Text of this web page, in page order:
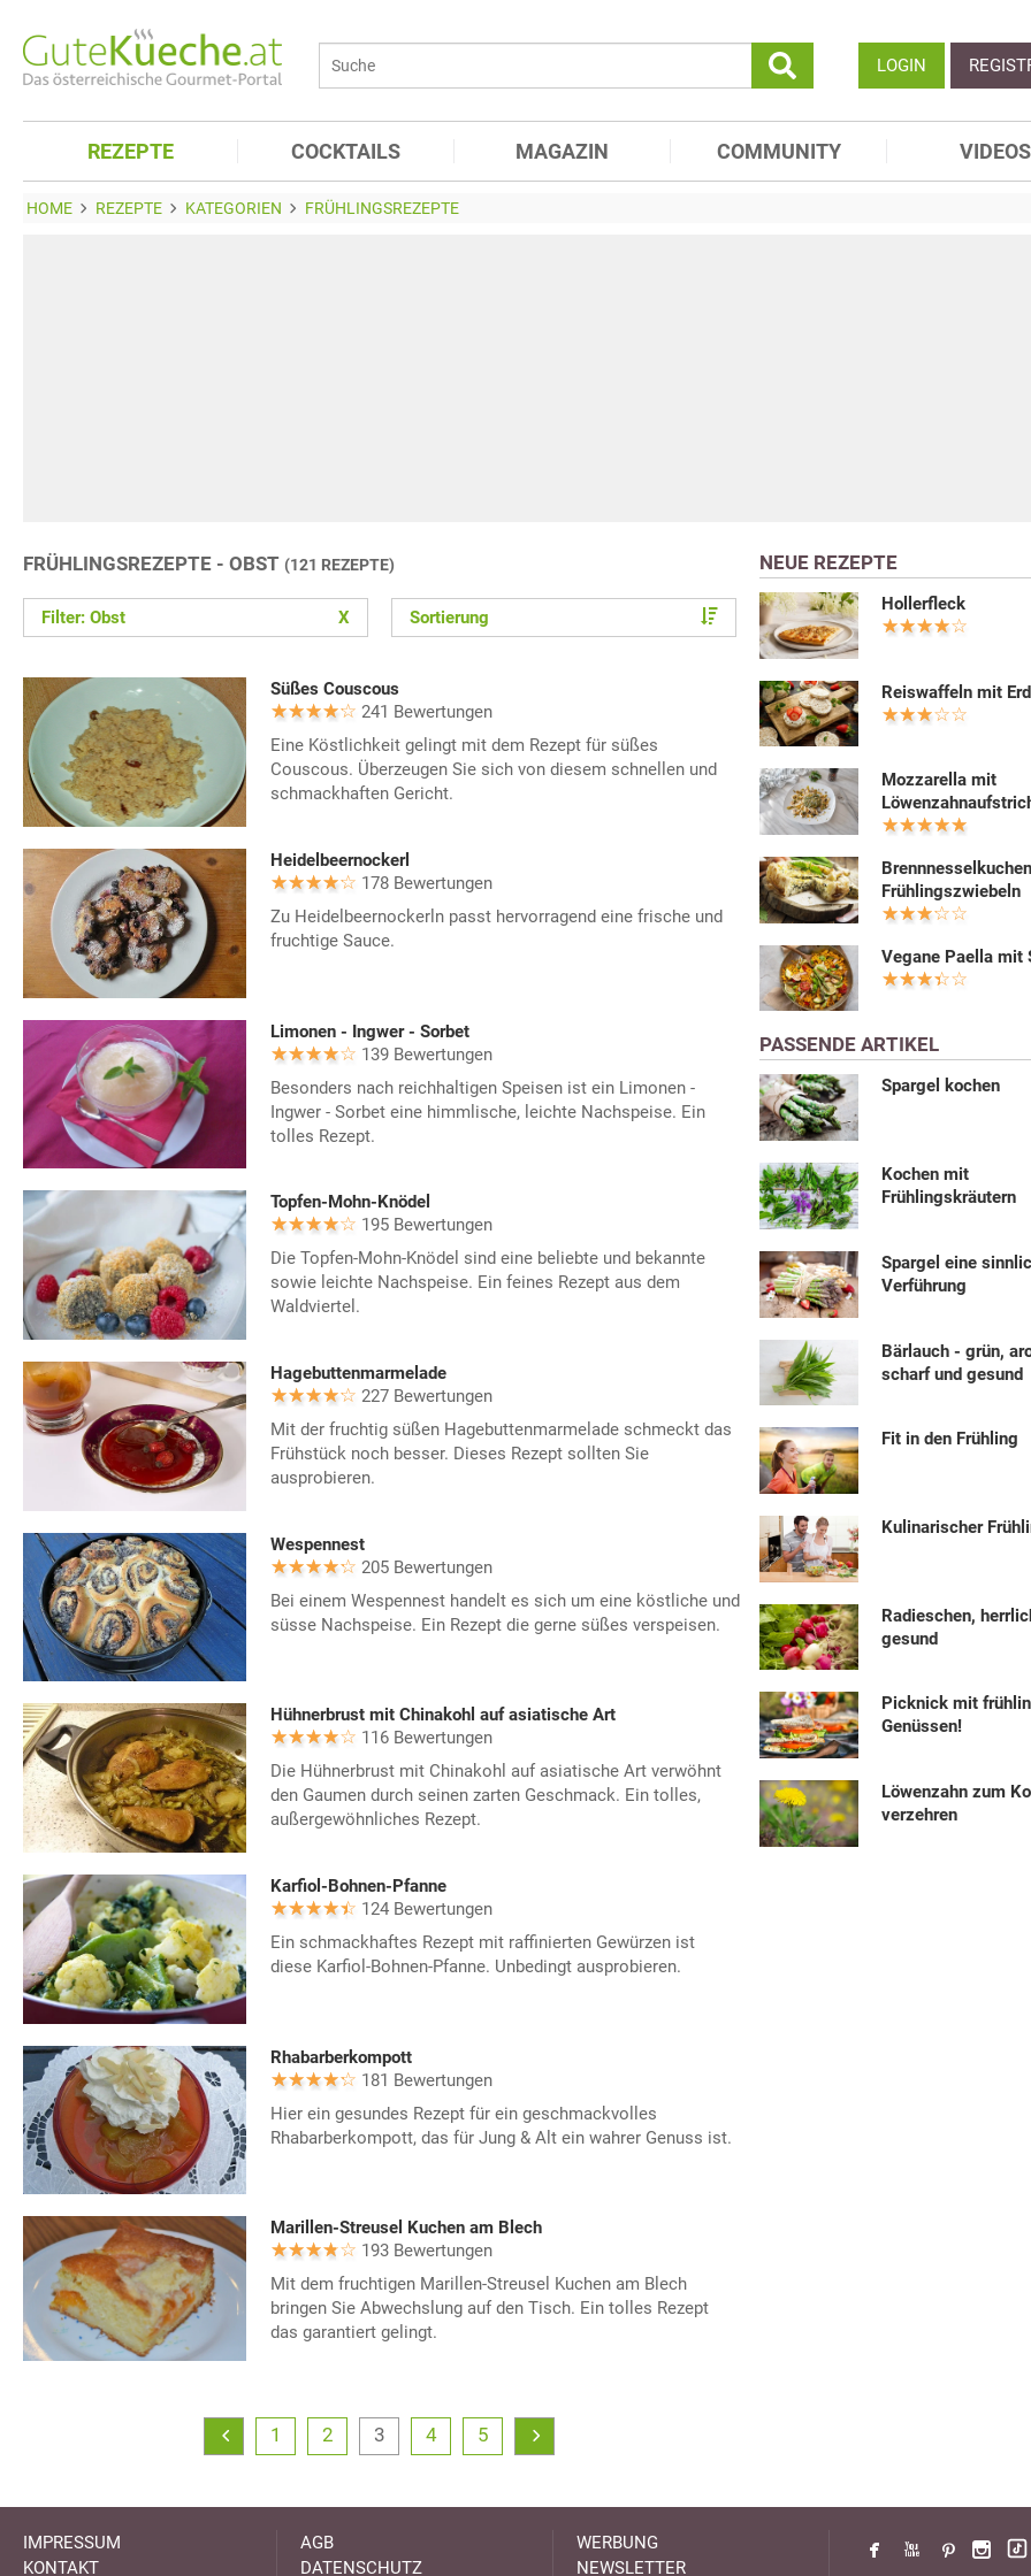
LOGIN
REZEPTE COCKTAILS MAGAZIN COMMUNITY VIDEOS
HOME REZEPTE KATEGORIEN FRÜHLINGSREZEPTE
FRÜHLINGSREZEPTE - OBST (121 REZEPTE)
Filter: Obst X Sortierung
Süßes Couscous
241 Bewertungen
Eine Köstlichkeit gelingt mit dem Rezept für süßes
Couscous. Überzeugen Sie sich von diesem schnellen und
schmackhaften Gericht.
Heidelbeernockerl
178 Bewertungen
Zu Heidelbeernockerln passt hervorragend eine frische und
fruchtige Sauce.
Limonen - Ingwer - Sorbet
139 Bewertungen
Besonders nach reichhaltigen Speisen ist ein Limonen -
Ingwer - Sorbet eine himmlische, leichte Nachspeise. Ein
tolles Rezept.
Topfen-Mohn-Knödel
195 Bewertungen
Die Topfen-Mohn-Knödel sind eine beliebte und bekannte
sowie leichte Nachspeise. Ein feines Rezept aus dem
Waldviertel.
Hagebuttenmarmelade
227 Bewertungen
Mit der fruchtig süßen Hagebuttenmarmelade schmeckt das
Frühstück noch besser. Dieses Rezept sollten Sie
ausprobieren.
Wespennest
205 Bewertungen
Bei einem Wespennest handelt es sich um eine köstliche und
süsse Nachspeise. Ein Rezept die gerne süßes verspeisen.
Hühnerbrust mit Chinakohl auf asiatische Art
116 Bewertungen
Die Hühnerbrust mit Chinakohl auf asiatische Art verwöhnt
den Gaumen durch seinen zarten Geschmack. Ein tolles,
außergewöhnliches Rezept.
Karfiol-Bohnen-Pfanne
124 Bewertungen
Ein schmackhaftes Rezept mit raffinierten Gewürzen ist
diese Karfiol-Bohnen-Pfanne. Unbedingt ausprobieren.
Rhabarberkompott
181 Bewertungen
Hier ein gesundes Rezept für ein geschmackvolles
Rhabarberkompott, das für Jung & Alt ein wahrer Genuss ist.
Marillen-Streusel Kuchen am Blech
193 Bewertungen
Mit dem fruchtigen Marillen-Streusel Kuchen am Blech
bringen Sie Abwechslung auf den Tisch. Ein tolles Rezept
das garantiert gelingt.
1 2 3 4 5
NEUE REZEPTE
Hollerfleck
Reiswaffeln mit
Mozzarella mit
Frühlingszwiebeln
Vegane Paella mit
PASSENDE ARTIKEL
Spargel kochen
Kochen mit
Frühlingskräutern
Spargel eine
Verführung
Bärlauch - grün,
scharf und gesund
Fit in den Frühling
Kulinarischer
Radieschen,
gesund
Picknick mit
Genüssen!
Löwenzahn zum
verzehren
IMPRESSUM
KONTAKT
AGB
DATENSCHUTZ
WERBUNG
NEWSLETTER